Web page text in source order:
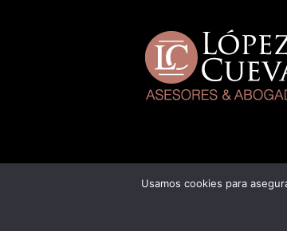
Usamos cookies para